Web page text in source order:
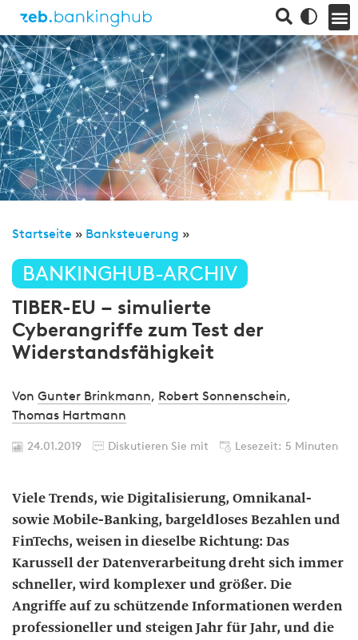
Startseite » Banksteuerung »
BANKINGHUB-ARCHIV
TIBER-EU – simulierte
Cyberangriffe zum Test der
Widerstandsfähigkeit
Von Gunter Brinkmann, Robert Sonnenschein,
Thomas Hartmann
24.01.2019 Diskutieren Sie mit Lesezeit: 5 Minuten
Viele Trends, wie Digitalisierung, Omnikanal-
sowie Mobile-Banking, bargeldloses Bezahlen und
FinTechs, weisen in dieselbe Richtung: Das
Karussell der Datenverarbeitung dreht sich immer
schneller, wird komplexer und größer. Die
Angriffe auf zu schützende Informationen werden
professioneller und steigen Jahr für Jahr, und die